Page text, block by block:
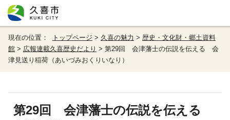
現在の位置： トップページ > 久喜の魅力 > 歴史・文化財・郷土資料
館 > 広報連載久喜歴史だより > 第29回 会津藩士の伝説を伝える 会
津見送り稲荷（あいづみおくりいなり）
第29回 会津藩士の伝説を伝える